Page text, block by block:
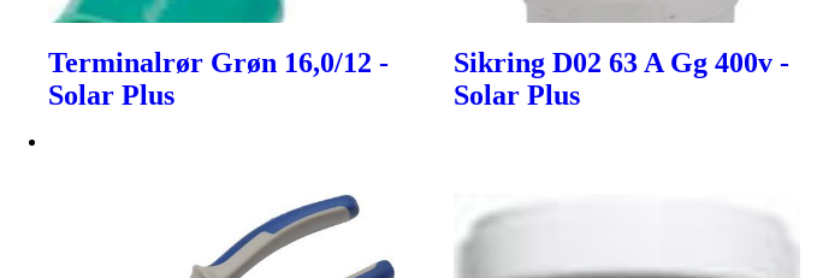
Terminalrør Grøn 16,0/12 -
Solar Plus
Sikring D02 63 A Gg 400v -
Solar Plus